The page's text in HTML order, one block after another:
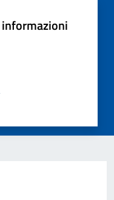
informazioni